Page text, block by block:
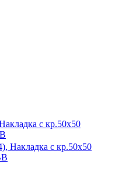
с кр.50x50